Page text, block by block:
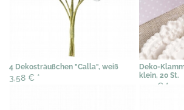
4 Dekosträußchen "Calla", weiß
3,58 € *
Deko-
klein, 20 St.
7,07 € *